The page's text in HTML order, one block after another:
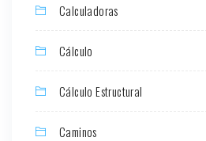
Calculadoras
Cálculo
Cálculo Estructural
Caminos